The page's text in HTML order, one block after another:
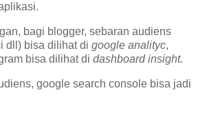
bagi blogger, sebaran audiens
dll) bisa dilihat di google analityc,
bisa dilihat di dashboard insight.
google search console bisa jadi